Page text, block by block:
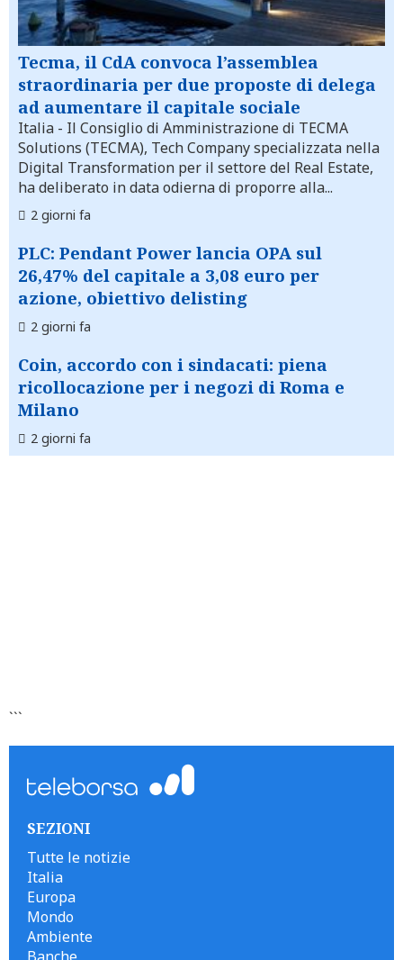
Tecma, il CdA convoca l’assemblea
straordinaria per due proposte di delega
ad aumentare il capitale sociale
Italia - Il Consiglio di Amministrazione di TECMA
Solutions (TECMA), Tech Company specializzata nella
Digital Transformation per il settore del Real Estate,
ha deliberato in data odierna di proporre alla...
2 giorni fa
PLC: Pendant Power lancia OPA sul
26,47% del capitale a 3,08 euro per
azione, obiettivo delisting
2 giorni fa
Coin, accordo con i sindacati: piena
ricollocazione per i negozi di Roma e
Milano
2 giorni fa
```
SEZIONI
Tutte le notizie
Italia
Europa
Mondo
Ambiente